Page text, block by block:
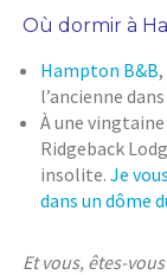
Où dormir à
Hampton B&B
l’ancienne
À une
Ridgeback
insolite.Je
dans un dôme
Et vous, êtes-